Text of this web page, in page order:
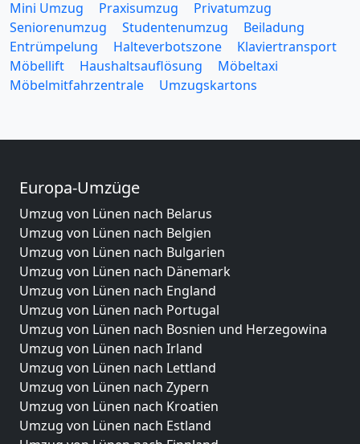
Mini Umzug
Praxisumzug
Privatumzug
Seniorenumzug
Studentenumzug
Beiladung
Entrümpelung
Halteverbotszone
Klaviertransport
Möbellift
Haushaltsauflösung
Möbeltaxi
Möbelmitfahrzentrale
Umzugskartons
Europa-Umzüge
Umzug von Lünen nach Belarus
Umzug von Lünen nach Belgien
Umzug von Lünen nach Bulgarien
Umzug von Lünen nach Dänemark
Umzug von Lünen nach England
Umzug von Lünen nach Portugal
Umzug von Lünen nach Bosnien und Herzegowina
Umzug von Lünen nach Irland
Umzug von Lünen nach Lettland
Umzug von Lünen nach Zypern
Umzug von Lünen nach Kroatien
Umzug von Lünen nach Estland